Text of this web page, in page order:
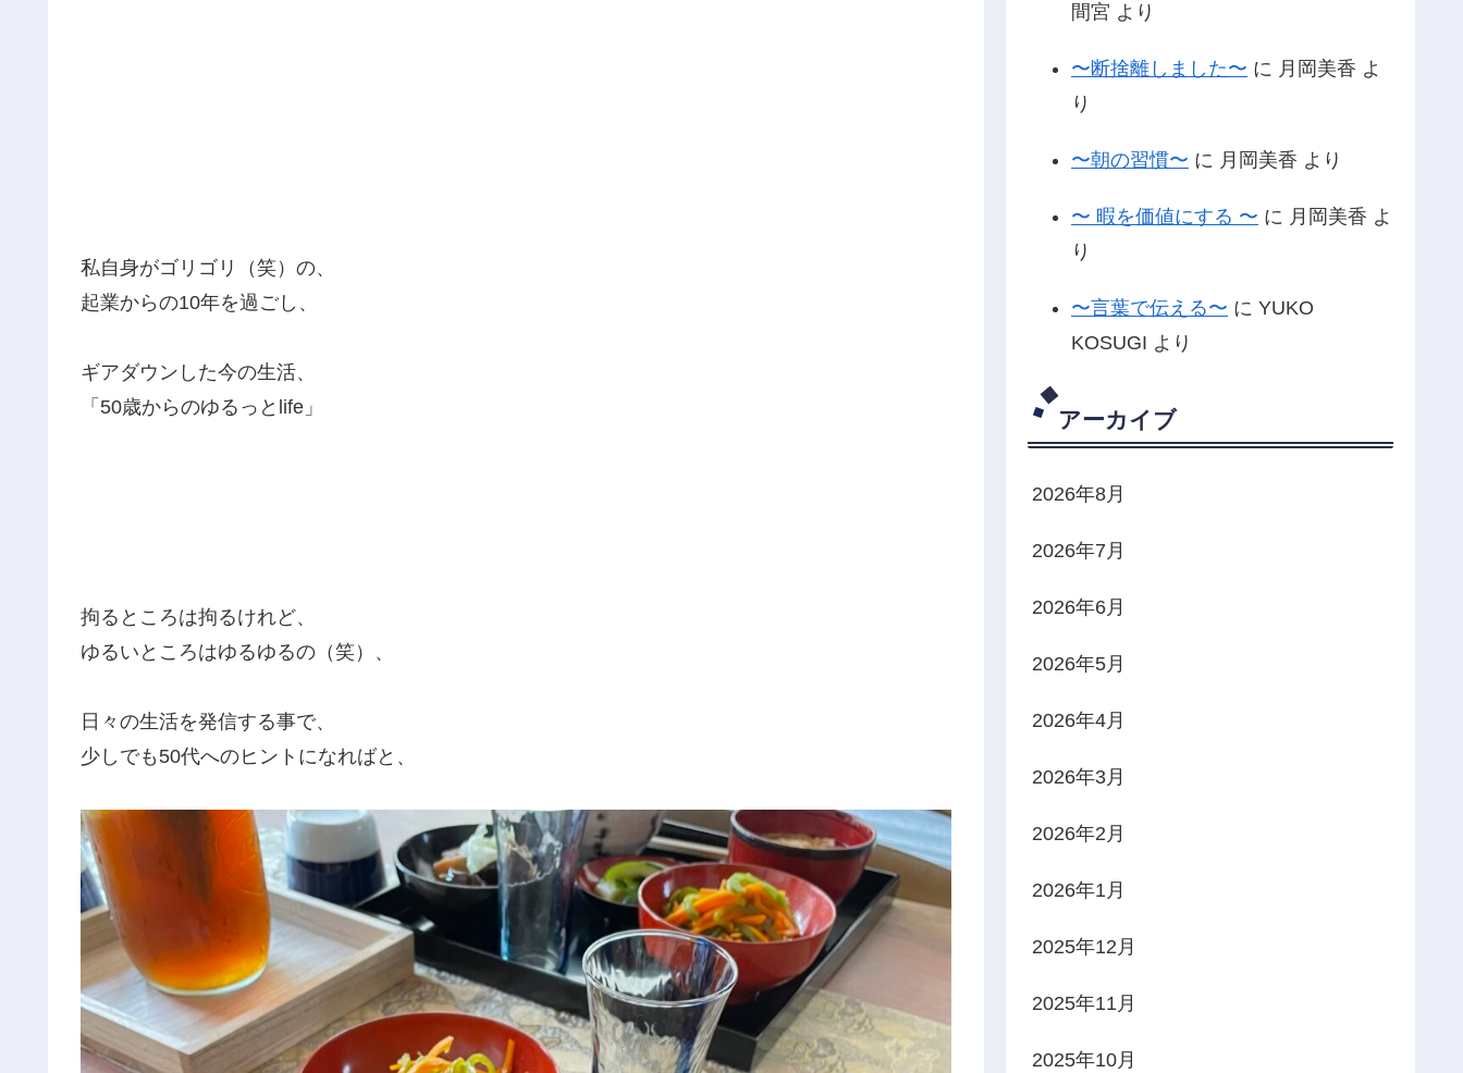
私自身がゴリゴリ（笑）の、
起業からの10年を過ごし、
ギアダウンした今の生活、
「50歳からのゆるっとlife」
拘るところは拘るけれど、
ゆるいところはゆるゆるの（笑）、
日々の生活を発信する事で、
少しでも50代へのヒントになればと、
間宮 より
〜断捨離しました〜 に 月岡美香 よ
り
〜朝の習慣〜 に 月岡美香 より
〜 暇を価値にする 〜 に 月岡美香 よ
り
〜言葉で伝える〜 に YUKO
KOSUGI より
アーカイブ
2026年8月
2026年7月
2026年6月
2026年5月
2026年4月
2026年3月
2026年2月
2026年1月
2025年12月
2025年11月
2025年10月